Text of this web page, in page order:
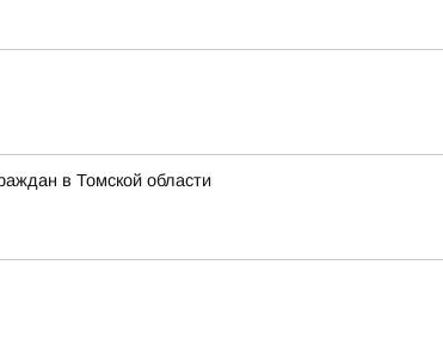
в Томской области